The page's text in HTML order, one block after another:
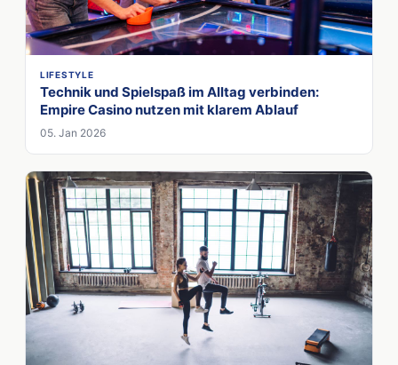
LIFESTYLE
Technik und Spielspaß im Alltag verbinden:
Empire Casino nutzen mit klarem Ablauf
05. Jan 2026